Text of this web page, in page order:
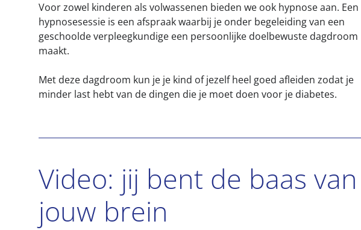
Voor zowel kinderen als volwassenen bieden we ook hypnose aan. Een
hypnosesessie is een afspraak waarbij je onder begeleiding van een
geschoolde verpleegkundige een persoonlijke doelbewuste dagdroom
maakt.
Met deze dagdroom kun je je kind of jezelf heel goed afleiden zodat je
minder last hebt van de dingen die je moet doen voor je diabetes.
Video: jij bent de baas van
jouw brein